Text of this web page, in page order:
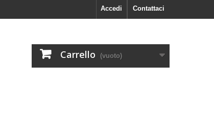
Contattaci
Accedi
Carrello (vuoto)